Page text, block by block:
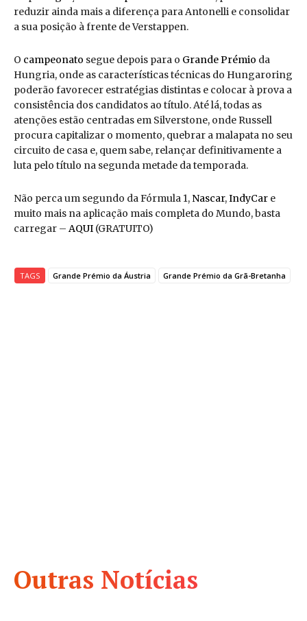
Outras Notícias
reduzir ainda mais a diferença para Antonelli e consolidar
a sua posição à frente de Verstappen.
O campeonato segue depois para o Grande Prémio da
Hungria, onde as características técnicas do Hungaroring
poderão favorecer estratégias distintas e colocar à prova a
consistência dos candidatos ao título. Até lá, todas as
atenções estão centradas em Silverstone, onde Russell
procura capitalizar o momento, quebrar a malapata no seu
circuito de casa e, quem sabe, relançar definitivamente a
luta pelo título na segunda metade da temporada.
Não perca um segundo da Fórmula 1, Nascar,IndyCar e
muito mais na aplicação mais completa do Mundo, basta
carregar – AQUI (GRATUITO)
TAGS Grande Prémio da Áustria Grande Prémio da Grã-Bretanha